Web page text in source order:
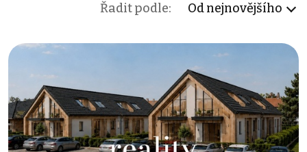
Řadit podle: Od nejnovějšího